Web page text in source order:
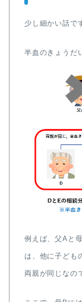
少し細かい話で
半血のきょうだ
例えば、父Aと
は、他に子ども
両親が同じなの